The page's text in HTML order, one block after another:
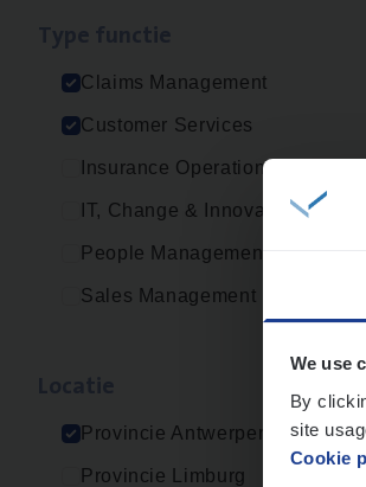
We use
By
site
Cookie
Claims Management
Customer Services
Insurance Operations
IT, Change & Innovation
People Management
Sales Management
Provincie Antwerpen
Provincie Limburg